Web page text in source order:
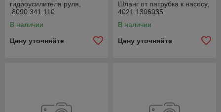
гидроусилителя руля,
.8090.341.110
В наличии
Цену уточняйте
Шланг от патрубка к насосу,
4021.1306035
В наличии
Цену уточняйте